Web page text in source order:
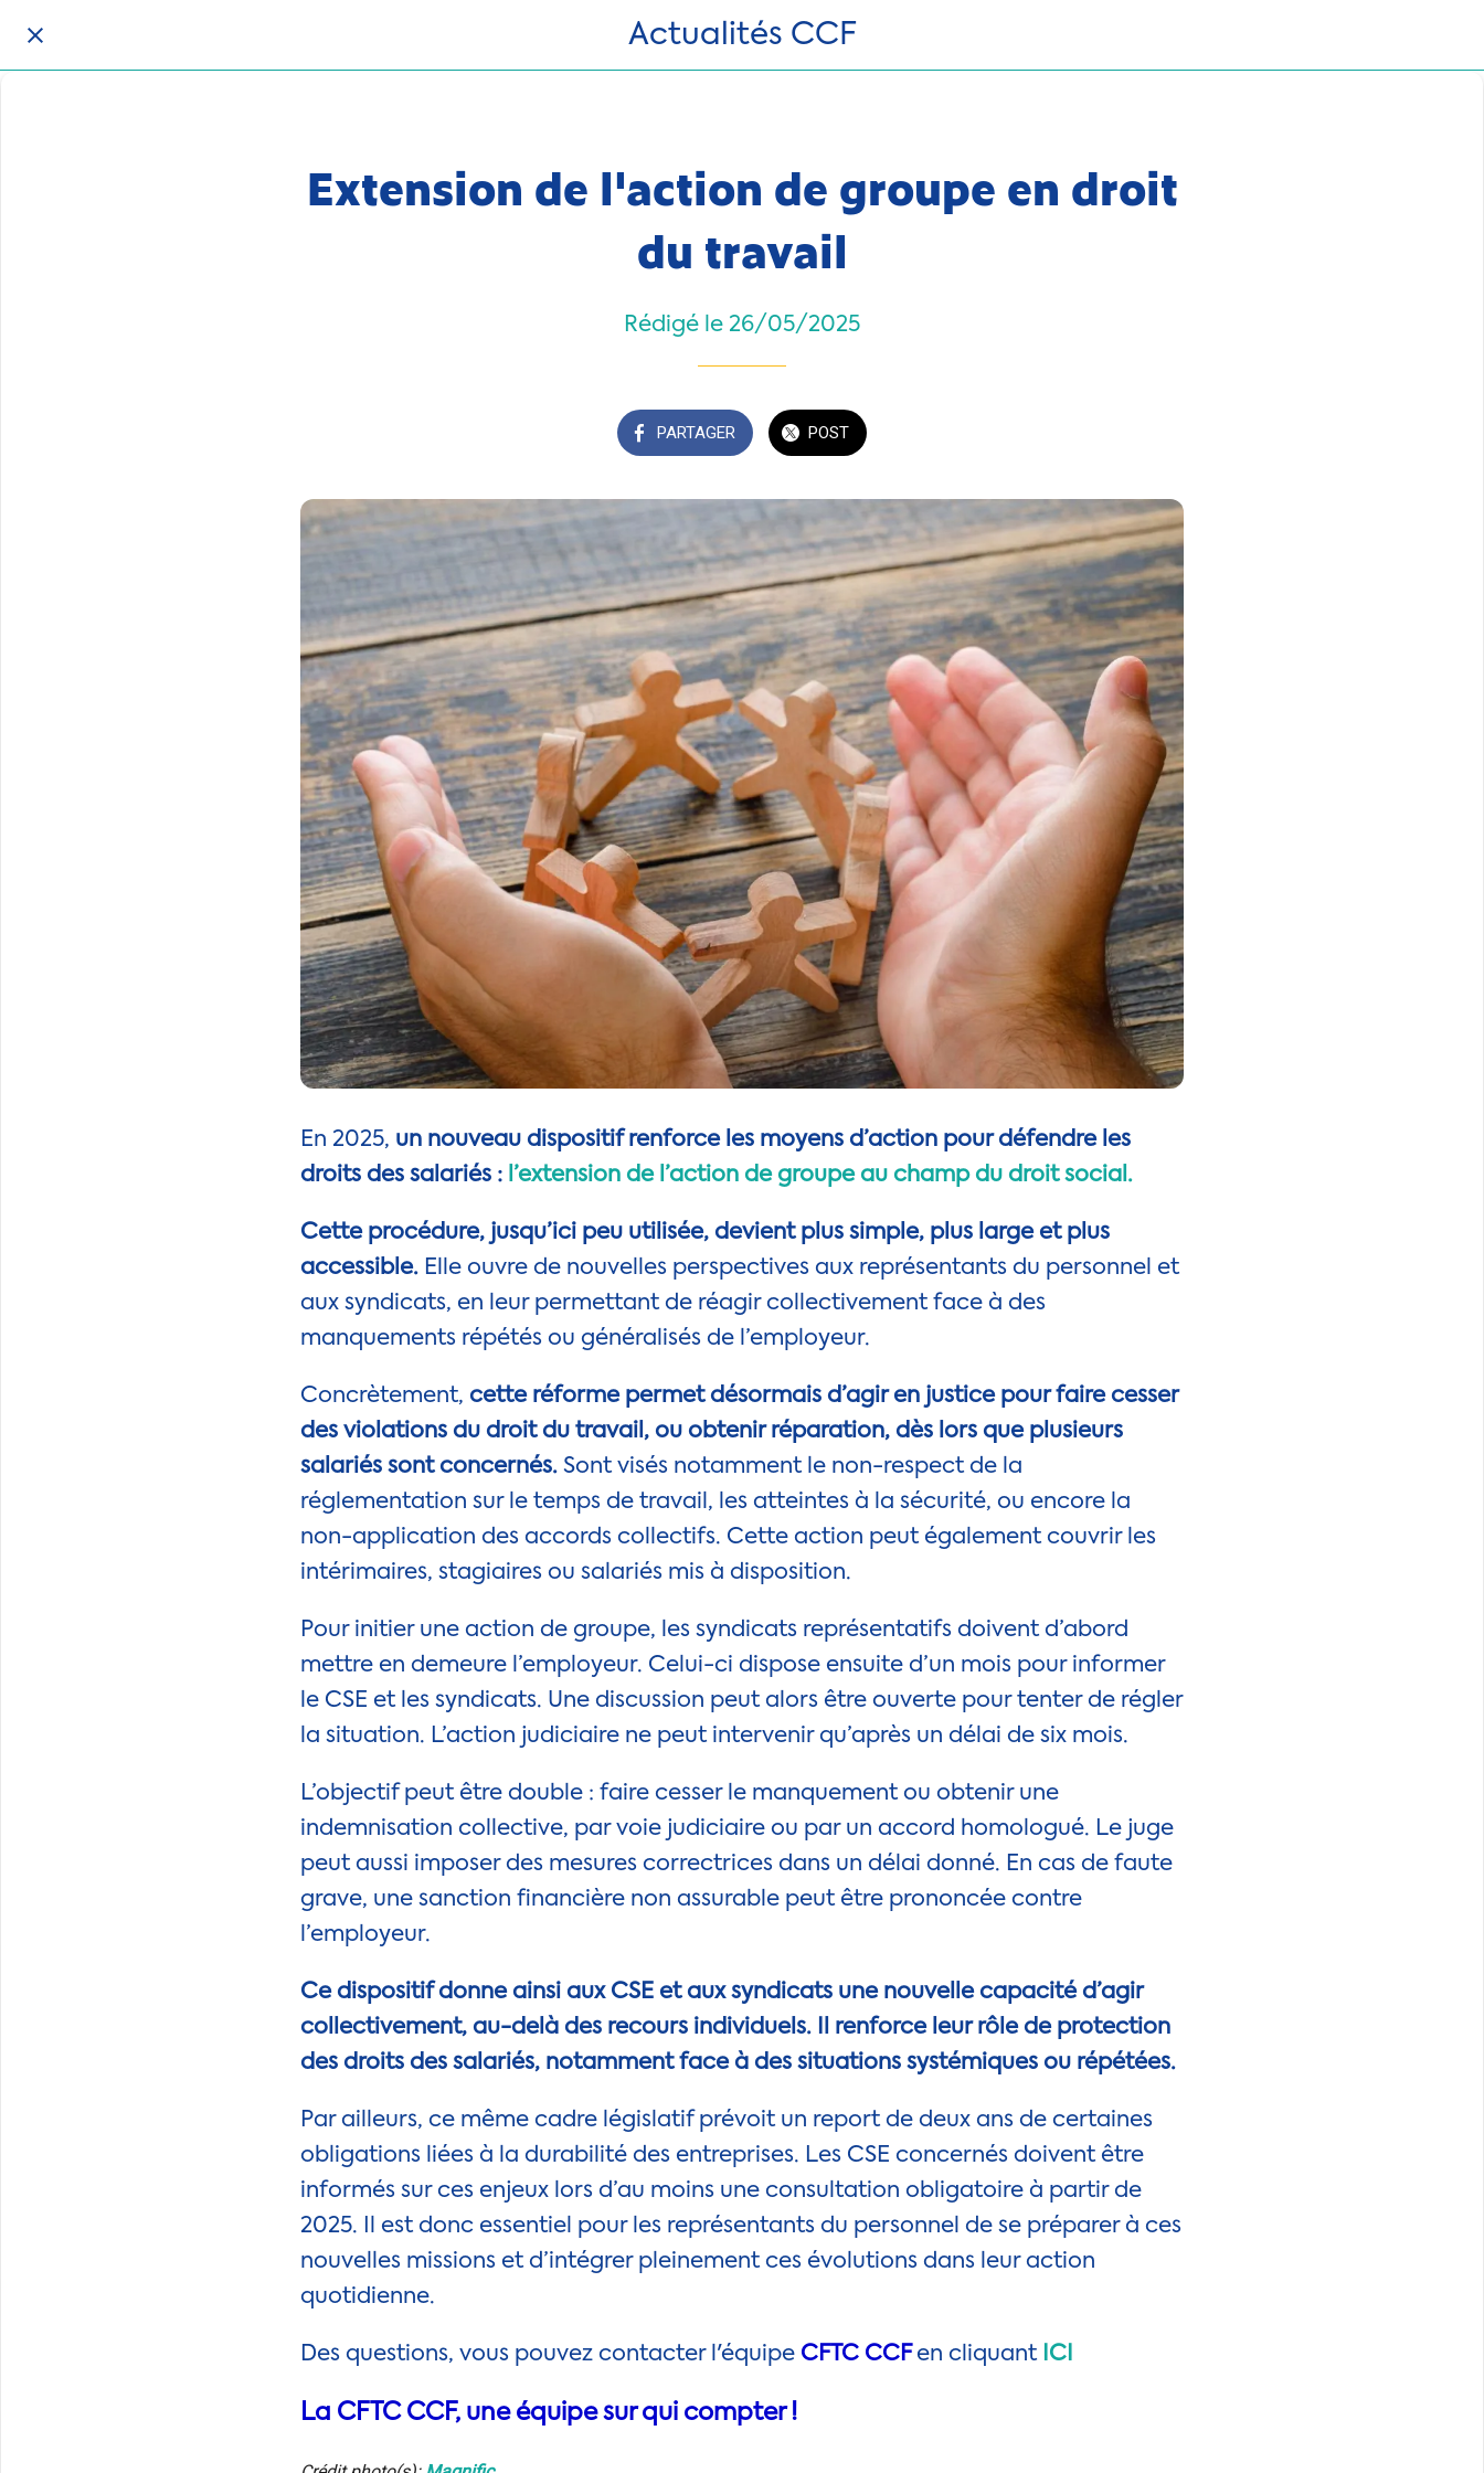
Actualités CCF
Extension de l'action de groupe en droit
du travail
Rédigé le 26/05/2025
PARTAGER POST
En 2025, un nouveau dispositif renforce les moyens d’action pour défendre les
droits des salariés : l’extension de l’action de groupe au champ du droit social.
Cette procédure, jusqu’ici peu utilisée, devient plus simple, plus large et plus
accessible. Elle ouvre de nouvelles perspectives aux représentants du personnel et
aux syndicats, en leur permettant de réagir collectivement face à des
manquements répétés ou généralisés de l’employeur.
Concrètement, cette réforme permet désormais d’agir en justice pour faire cesser
des violations du droit du travail, ou obtenir réparation, dès lors que plusieurs
salariés sont concernés. Sont visés notamment le non-respect de la
réglementation sur le temps de travail, les atteintes à la sécurité, ou encore la
non-application des accords collectifs. Cette action peut également couvrir les
intérimaires, stagiaires ou salariés mis à disposition.
Pour initier une action de groupe, les syndicats représentatifs doivent d’abord
mettre en demeure l’employeur. Celui-ci dispose ensuite d’un mois pour informer
le CSE et les syndicats. Une discussion peut alors être ouverte pour tenter de régler
la situation. L’action judiciaire ne peut intervenir qu’après un délai de six mois.
L’objectif peut être double : faire cesser le manquement ou obtenir une
indemnisation collective, par voie judiciaire ou par un accord homologué. Le juge
peut aussi imposer des mesures correctrices dans un délai donné. En cas de faute
grave, une sanction financière non assurable peut être prononcée contre
l’employeur.
Ce dispositif donne ainsi aux CSE et aux syndicats une nouvelle capacité d’agir
collectivement, au-delà des recours individuels. Il renforce leur rôle de protection
des droits des salariés, notamment face à des situations systémiques ou répétées.
Par ailleurs, ce même cadre législatif prévoit un report de deux ans de certaines
obligations liées à la durabilité des entreprises. Les CSE concernés doivent être
informés sur ces enjeux lors d’au moins une consultation obligatoire à partir de
2025. Il est donc essentiel pour les représentants du personnel de se préparer à ces
nouvelles missions et d’intégrer pleinement ces évolutions dans leur action
quotidienne.
Des questions, vous pouvez contacter l'équipe CFTC CCF en cliquant ICI
La CFTC CCF, une équipe sur qui compter !